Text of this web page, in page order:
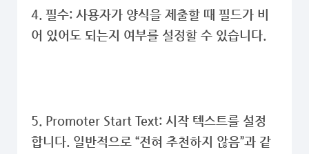
4. 필수: 사용자가 양식을 제출할 때 필드가 비
어 있어도 되는지 여부를 설정할 수 있습니다.
5. Promoter Start Text: 시작 텍스트를 설정
합니다. 일반적으로 “전혀 추천하지 않음”과 같